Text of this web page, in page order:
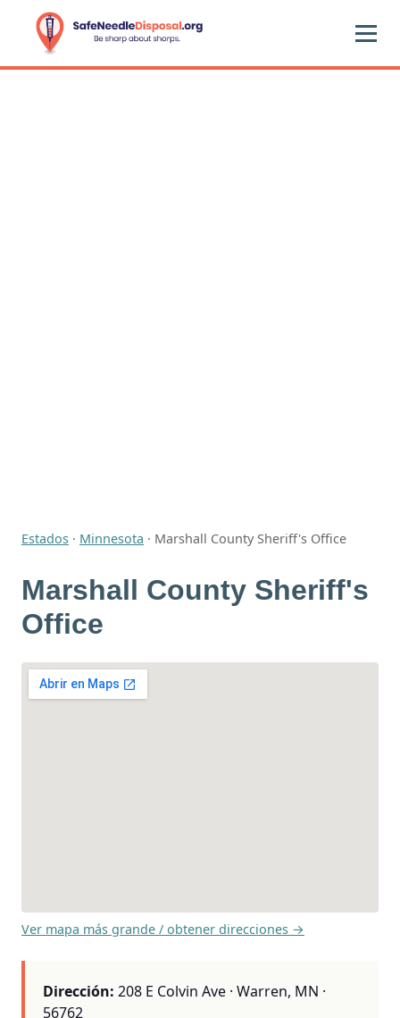
Estados · Minnesota · Marshall County Sheriff's Office
Marshall County Sheriff's
Office
Ver mapa más grande / obtener direcciones →
Dirección: 208 E Colvin Ave · Warren, MN ·
56762